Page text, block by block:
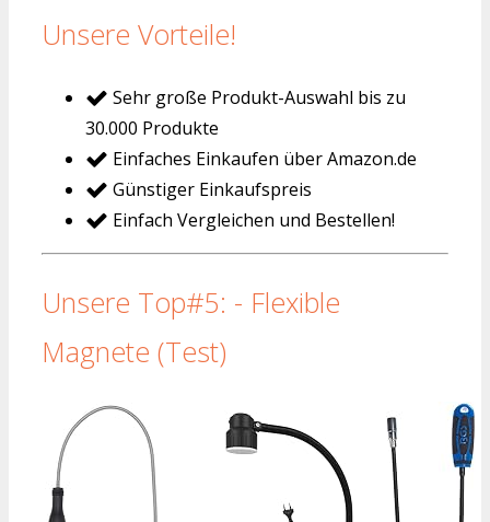
Unsere Vorteile!
Sehr große Produkt-Auswahl bis zu
30.000 Produkte
Einfaches Einkaufen über Amazon.de
Günstiger Einkaufspreis
Einfach Vergleichen und Bestellen!
Unsere Top#5: - Flexible
Magnete (Test)